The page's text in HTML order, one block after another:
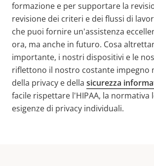
formazione e per supportare la
revisione dei criteri e dei flussi di
che puoi fornire un'assistenza
ora, ma anche in futuro. Cosa
importante, i nostri dispositivi e le
riflettono il nostro costante impegno
della privacy e della sicurezza
facile rispettare l'HIPAA, la normativa
esigenze di privacy individuali.